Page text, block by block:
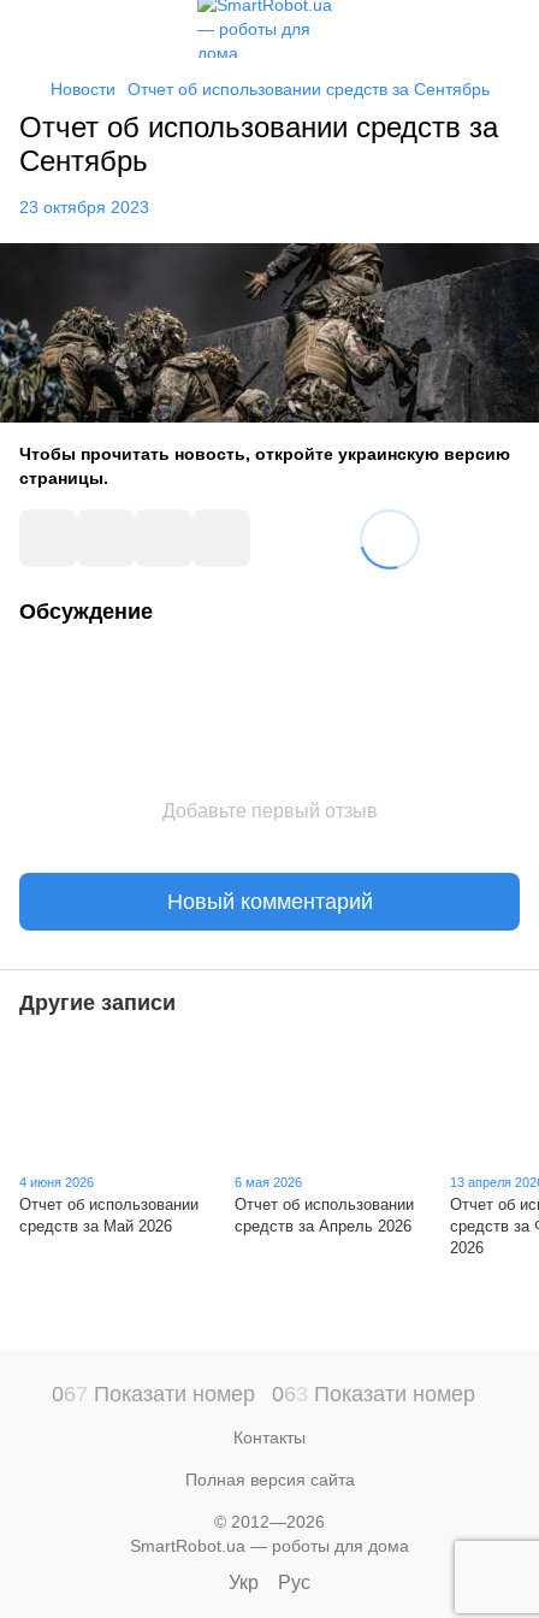
Новости Отчет об использовании средств за Сентябрь
Отчет об использовании средств за
Сентябрь
23 октября 2023
Чтобы прочитать новость, откройте украинскую версию
страницы.
Обсуждение
Добавьте первый отзыв
Новый комментарий
Другие записи
4 июня 2026
Отчет об использовании
средств за Май 2026
6 мая 2026
Отчет об использовании
средств за Апрель 2026
13 апреля
Отчет об
средств за
2026
067 Показати номер 063 Показати номер
Контакты
Полная версия сайта
© 2012—2026
SmartRobot.ua — роботы для дома
Укр Рус